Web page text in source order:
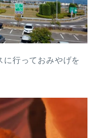
に行っておみやげを